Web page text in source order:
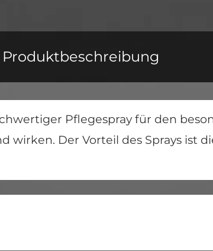
Produktbeschreibung
Pflegespray für den
wirken. Der Vorteil des Sprays ist